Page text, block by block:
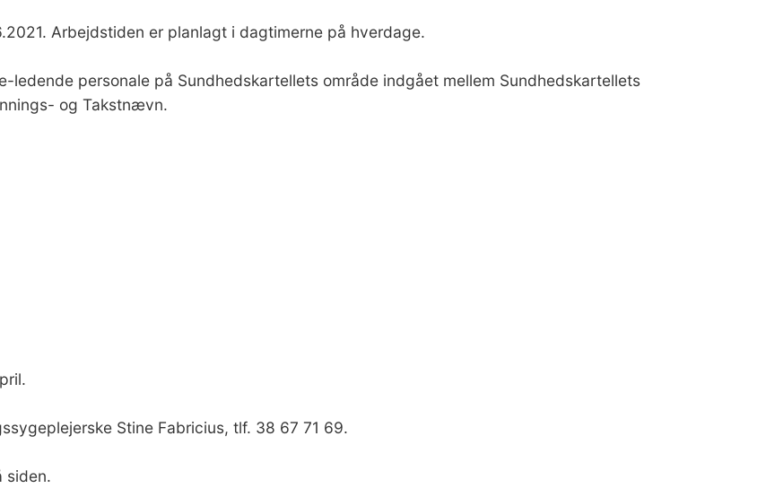
Arbejdstiden er planlagt i dagtimerne på hverdage.
personale på Sundhedskartellets område indgået mellem Sundhedskartellets
og Takstnævn.
Stine Fabricius, tlf. 38 67 71 69.
siden.